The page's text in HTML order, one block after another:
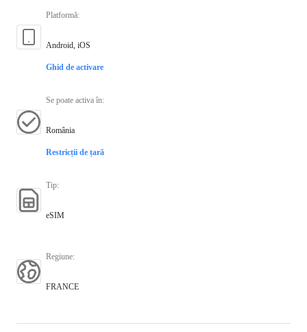
Platformă:
Android, iOS
Ghid de activare
Se poate activa în:
România
Restricții de țară
Tip:
eSIM
Regiune:
FRANCE